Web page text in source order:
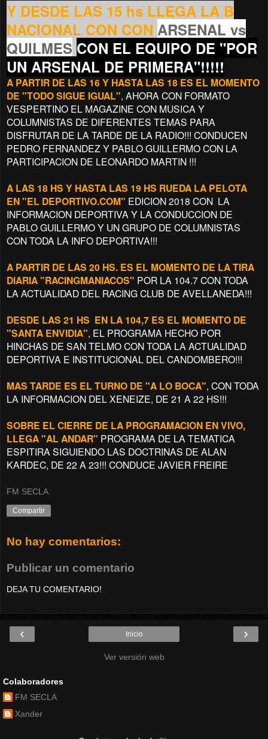
Y DESDE LAS 15 hs LLEGA LA B
NACIONAL CON CON ARSENAL vs
QUILMES CON EL EQUIPO DE "POR
UN ARSENAL DE PRIMERA"!!!!!
A PARTIR DE LAS 16 Y HASTA LAS 18 ES EL MOMENTO
DE "TODO SIGUE IGUAL", AHORA CON FORMATO
VESPERTINO EL MAGAZINE CON MUSICA Y
COLUMNISTAS DE DIFERENTES TEMAS PARA
DISFRUTAR DE LA TARDE DE LA RADIO!!! CONDUCEN
PEDRO FERNANDEZ Y PABLO GUILLERMO CON LA
PARTICIPACION DE LEONARDO MARTIN !!!
A LAS 18 HS Y HASTA LAS 19 HS RUEDA LA PELOTA
EN "EL DEPORTIVO.COM" EDICION 2018 CON LA
INFORMACION DEPORTIVA Y LA CONDUCCION DE
PABLO GUILLERMO Y UN GRUPO DE COLUMNISTAS
CON TODA LA INFO DEPORTIVA!!!
A PARTIR DE LAS 20 HS. ES EL MOMENTO DE LA TIRA
DIARIA "RACINGMANIACOS" POR LA 104.7 CON TODA
LA ACTUALIDAD DEL RACING CLUB DE AVELLANEDA!!!
DESDE LAS 21 HS EN LA 104,7 ES EL MOMENTO DE
"SANTA ENVIDIA", EL PROGRAMA HECHO POR
HINCHAS DE SAN TELMO CON TODA LA ACTUALIDAD
DEPORTIVA E INSTITUCIONAL DEL CANDOMBERO!!!
MAS TARDE ES EL TURNO DE "A LO BOCA", CON TODA
LA INFORMACION DEL XENEIZE, DE 21 A 22 HS!!!
SOBRE EL CIERRE DE LA PROGRAMACION EN VIVO,
LLEGA "AL ANDAR" PROGRAMA DE LA TEMATICA
ESPITIRA SIGUIENDO LAS DOCTRINAS DE ALAN
KARDEC, DE 22 A 23!!! CONDUCE JAVIER FREIRE
FM SECLA
Compartir
No hay comentarios:
Publicar un comentario
DEJA TU COMENTARIO!
‹ ›
Inicio
Ver versión web
Colaboradores
FM SECLA
Xander